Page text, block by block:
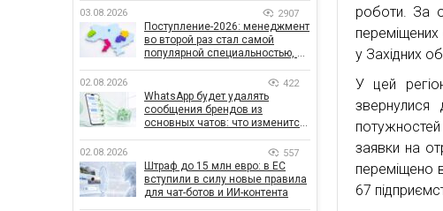
роботи. За
у Західних
У цей
потужностей
заявки на
переміщено
67
03.08.2026 2907
Поступление-2026: менеджмент
во второй раз стал самой
популярной специальностью, а
рекордным за последние 5 лет
02.08.2026 422
WhatsApp будет удалять
сообщения брендов из
основных чатов: что изменится
02.08.2026 557
Штраф до 15 млн евро: в ЕС
вступили в силу новые правила
для чат-ботов и ИИ-контента